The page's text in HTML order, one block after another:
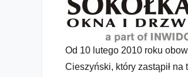
Od 10 lutego 2010 roku
Cieszyński, który zastąpił